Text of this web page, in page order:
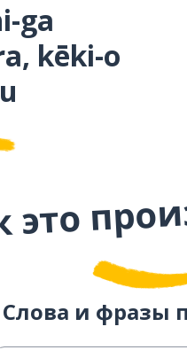
ga
kēki-o
Слова и фразы